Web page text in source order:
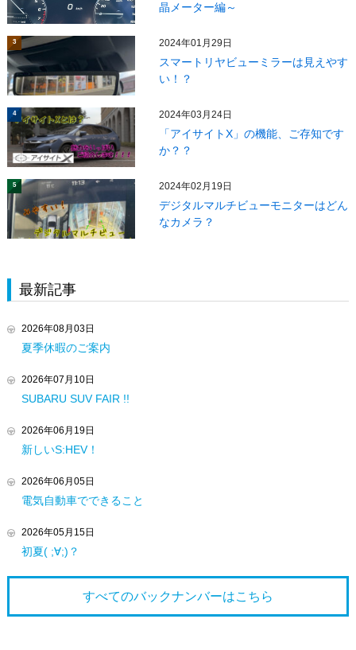
晶メーター編～
3 2024年01月29日
スマートリヤビューミラーは見えやす
い！？
4 2024年03月24日
「アイサイトX」の機能、ご存知です
か？？
5 2024年02月19日
デジタルマルチビューモニターはどん
なカメラ？
最新記事
2026年08月03日
夏季休暇のご案内
2026年07月10日
SUBARU SUV FAIR !!
2026年06月19日
新しいS:HEV！
2026年06月05日
電気自動車でできること
2026年05月15日
初夏( ;∀;)？
すべてのバックナンバーはこちら